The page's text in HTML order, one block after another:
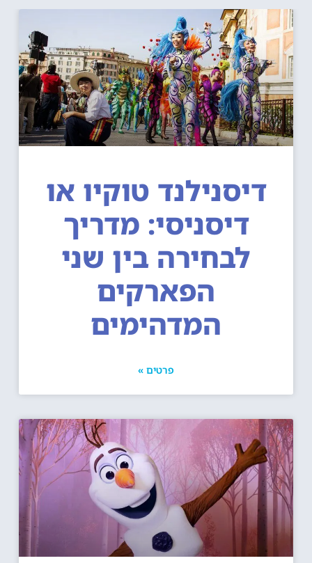
דיסנילנד טוקיו או
דיסניסי: מדריך
לבחירה בין שני
הפארקים
המדהימים
פרטים »